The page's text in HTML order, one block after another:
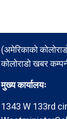
(अमेरिकाको
कोलोराडो खबर
मुख्य कार्यालयः
1343 W 133rd